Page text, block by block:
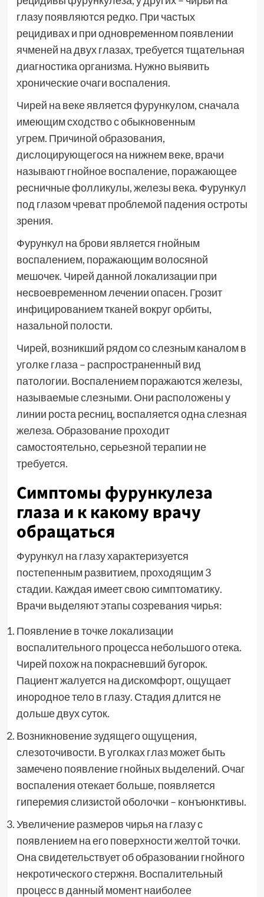
глазу появляются редко. При частых
рецидивах и при одновременном появлении
ячменей на двух глазах, требуется тщательная
диагностика организма. Нужно выявить
хронические очаги воспаления.
Чирей на веке является фурункулом, сначала
имеющим сходство с обыкновенным
угрем. Причиной образования,
дислоцирующегося на нижнем веке, врачи
называют гнойное воспаление, поражающее
ресничные фолликулы, железы века. Фурункул
под глазом чреват проблемой падения остроты
зрения.
Фурункул на брови является гнойным
воспалением, поражающим волосяной
мешочек. Чирей данной локализации при
несвоевременном лечении опасен. Грозит
инфицированием тканей вокруг орбиты,
назальной полости.
Чирей, возникший рядом со слезным каналом в
уголке глаза – распространенный вид
патологии. Воспалением поражаются железы,
называемые слезными. Они расположены у
линии роста ресниц, воспаляется одна слезная
железа. Образование проходит
самостоятельно, серьезной терапии не
требуется.
Симптомы фурункулеза
глаза и к какому врачу
обращаться
Фурункул на глазу характеризуется
постепенным развитием, проходящим 3
стадии. Каждая имеет свою симптоматику.
Врачи выделяют этапы созревания чирья:
Появление в точке локализации
воспалительного процесса небольшого отека.
Чирей похож на покрасневший бугорок.
Пациент жалуется на дискомфорт, ощущает
инородное тело в глазу. Стадия длится не
дольше двух суток.
Возникновение зудящего ощущения,
слезоточивости. В уголках глаз может быть
замечено появление гнойных выделений. Очаг
воспаления отекает больше, появляется
гиперемия слизистой оболочки – конъюнктивы.
Увеличение размеров чирья на глазу с
появлением на его поверхности желтой точки.
Она свидетельствует об образовании гнойного
некротического стержня. Воспалительный
процесс в данный момент наиболее